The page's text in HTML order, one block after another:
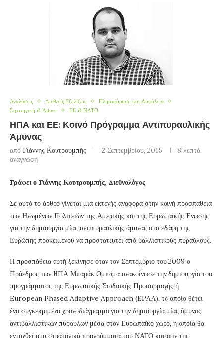
Αναλύσεις Διεθνείς Εξελίξεις
Πληροφόρηση και Ασφάλεια
Στρατηγική & Άμυνα
ΕΕ & ΝΑΤΟ
ΗΠΑ και ΕΕ: Κοινό Πρόγραμμα Αντιπυραυλικής
Άμυνας
από Γιάννης Κουτρουμπής 2 Σεπτεμβρίου, 2015
8 λεπτά
ανάγνωση
Γράφει ο Γιάννης Κουτρουμπής, Διεθνολόγος
Σε αυτό το άρθρο γίνεται μια εκτενής αναφορά στην κοινή προσπάθεια
των Ηνωμένων Πολιτειών της Αμερικής και της Ευρωπαϊκής Ένωσης
για την δημιουργία μίας αντιπυραυλικής άμυνας στα εδάφη της
Ευρώπης προκειμένου να προστατευτεί από βαλλιστικούς πυραύλους.
Η προσπάθεια αυτή ξεκίνησε όταν τον Σεπτέμβριο του 2009 ο
Πρόεδρος των ΗΠΑ Μπαράκ Ομπάμα ανακοίνωσε την δημιουργία του
προγράμματος της Ευρωπαϊκής Σταδιακής Προσαρμογής ή
European Phased Adaptive Approach (EPAA), το οποίο θέτει
ένα συγκεκριμένο χρονοδιάγραμμα για την δημιουργία μίας άμυνας
αντιβαλλιστικών πυραύλων μέσα στον Ευρωπαϊκό χώρο, η οποία θα
ενταχθεί στα στρατηγικά προγράμματα του ΝΑΤΟ κατόπιν της